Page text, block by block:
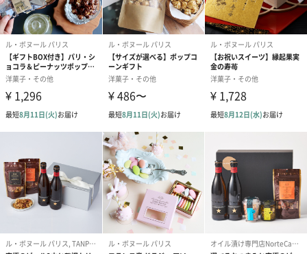
内容量
【POP5】11g×5袋
【POP8】11g×8袋
保存方法
冷蔵庫には入れず、高温多湿を避け、常温で保存し、
できるだけお早目にお召し上がりください。
原材料
砂糖(てん菜(北海道産))､コーン(遺伝子組み換えでな
ペースト(フランス製造)､食塩／レシチン､甘味料(ソル
ビトール)､(一部に小麦･乳成分･大豆を含む)
アレルゲン
小麦、乳成分、大豆
※本製品の製造施設では、卵・そば・落花生・くる
み・ごま・もも・りんご・キウイフルーツ・オレン
ジ・アーモンドを使用しております。
サイズ
【POP5】縦150×横150×高さ60mm
【POP8】縦220×横150×高さ60mm
ついて
外装：直方体紙箱